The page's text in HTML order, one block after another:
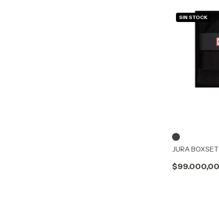
SIN STOCK
JURA BOXSET